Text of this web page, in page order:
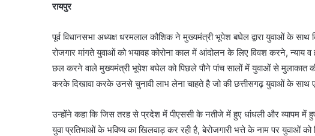
रायपुर
पूर्व विधानसभा अध्यक्ष धरमलाल कौशिक ने मुख्यमंत्री भूपेश बघेल द्वारा युवाओं के
रोजगार मांगते युवाओं को भयावह कोरोना काल में आंदोलन के लिए विवश करने, न्याय व
छल करने वाले मुख्यमंत्री भूपेश बघेल को पिछले पौने पांच सालों में युवाओं से मुलाकात
करके दिखावा करके उनसे चुनावी लाभ लेना चाहते है जो की छत्तीसगढ़ युवाओं के साथ
उन्होंने कहा कि जिस तरह से प्रदेश में पीएससी के नतीजे में हुए धांधली और व्यापम में
युवा प्रतिभाओं के भविष्य का खिलवाड़ कर रही है, बेरोजगारी भत्ते के नाम पर